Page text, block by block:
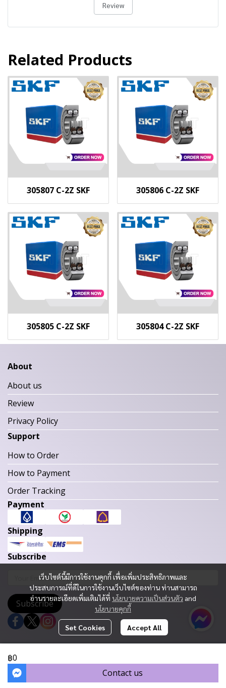
Review
Related Products
305807 C-2Z SKF 305806 C-2Z SKF
305805 C-2Z SKF 305804 C-2Z SKF
฿0
Contact us
เว็บไซต์นี้มีการใช้งานคุกกี้ เพื่อเพิ่มประสิทธิภาพและ
ประสบการณ์ที่ดีในการใช้งานเว็บไซต์ของท่าน ท่านสามารถ
อ่านรายละเอียดเพิ่มเติมได้ที่ นโยบายความเป็นส่วนตัว and
นโยบายคุกกี้
Set Cookies Accept All
About
About us
Review
Privacy Policy
Support
How to Order
How to Payment
Order Tracking
Payment
Shipping
Subscribe
Subscribe
Today Visitor664
Powered By MakeWebEasy